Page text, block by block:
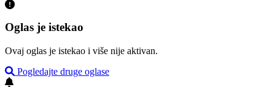
Oglas je istekao
Ovaj oglas je istekao i više nije aktivan.
Pogledajte druge oglase